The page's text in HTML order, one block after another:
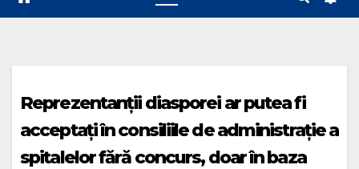
Reprezentanții diasporei ar putea fi
acceptați în consiliile de administrație a
spitalelor fără concurs, doar în baza